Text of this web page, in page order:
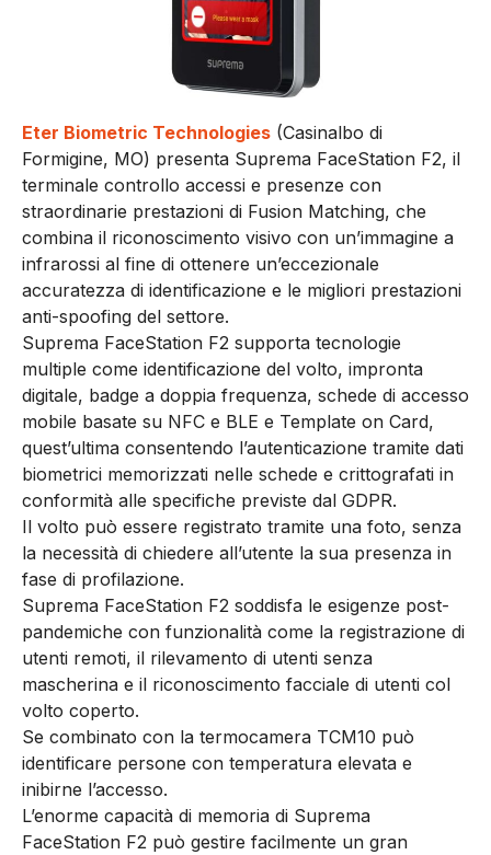
Eter Biometric Technologies (Casinalbo di
Formigine, MO) presenta Suprema FaceStation F2, il
terminale controllo accessi e presenze con
straordinarie prestazioni di Fusion Matching, che
combina il riconoscimento visivo con un’immagine a
infrarossi al fine di ottenere un’eccezionale
accuratezza di identificazione e le migliori prestazioni
anti-spoofing del settore.
Suprema FaceStation F2 supporta tecnologie
multiple come identificazione del volto, impronta
digitale, badge a doppia frequenza, schede di accesso
mobile basate su NFC e BLE e Template on Card,
quest’ultima consentendo l’autenticazione tramite dati
biometrici memorizzati nelle schede e crittografati in
conformità alle specifiche previste dal GDPR.
Il volto può essere registrato tramite una foto, senza
la necessità di chiedere all’utente la sua presenza in
fase di profilazione.
Suprema FaceStation F2 soddisfa le esigenze post-
pandemiche con funzionalità come la registrazione di
utenti remoti, il rilevamento di utenti senza
mascherina e il riconoscimento facciale di utenti col
volto coperto.
Se combinato con la termocamera TCM10 può
identificare persone con temperatura elevata e
inibirne l’accesso.
L’enorme capacità di memoria di Suprema
FaceStation F2 può gestire facilmente un gran